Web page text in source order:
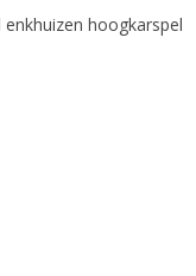
hoogkarspel